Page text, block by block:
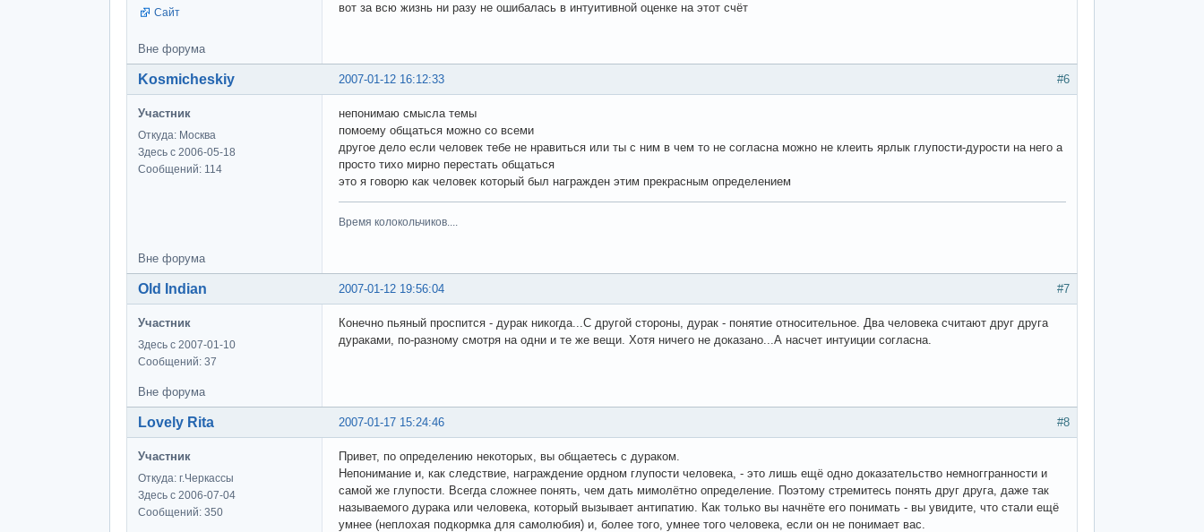
Сайт
вот за всю жизнь ни разу не ошибалась в интуитивной оценке на этот счёт
Вне форума
#6
2007-01-12 16:12:33
Kosmicheskiy
Участник
Откуда: Москва
Здесь с 2006-05-18
Сообщений: 114
непонимаю смысла темы
помоему общаться можно со всеми
другое дело если человек тебе не нравиться или ты с ним в чем то не согласна можно не клеить ярлык глупости-дурости на него а
просто тихо мирно перестать общаться
это я говорю как человек который был награжден этим прекрасным определением
Время колокольчиков....
Вне форума
#7
2007-01-12 19:56:04
Old Indian
Участник
Здесь с 2007-01-10
Сообщений: 37
Конечно пьяный проспится - дурак никогда...С другой стороны, дурак - понятие относительное. Два человека считают друг друга
дураками, по-разному смотря на одни и те же вещи. Хотя ничего не доказано...А насчет интуиции согласна.
Вне форума
#8
2007-01-17 15:24:46
Lovely Rita
Участник
Откуда: г.Черкассы
Здесь с 2006-07-04
Сообщений: 350
Привет, по определению некоторых, вы общаетесь с дураком.
Непонимание и, как следствие, награждение ордном глупости человека, - это лишь ещё одно доказательство немноггранности и
самой же глупости. Всегда сложнее понять, чем дать мимолётно определение. Поэтому стремитесь понять друг друга, даже так
называемого дурака или человека, который вызывает антипатию. Как только вы начнёте его понимать - вы увидите, что стали ещё
умнее (неплохая подкормка для самолюбия) и, более того, умнее того человека, если он не понимает вас.